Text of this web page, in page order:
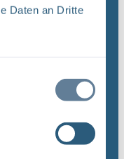
Daten an Dritte
in
Doch wie soll
Verfahren ...